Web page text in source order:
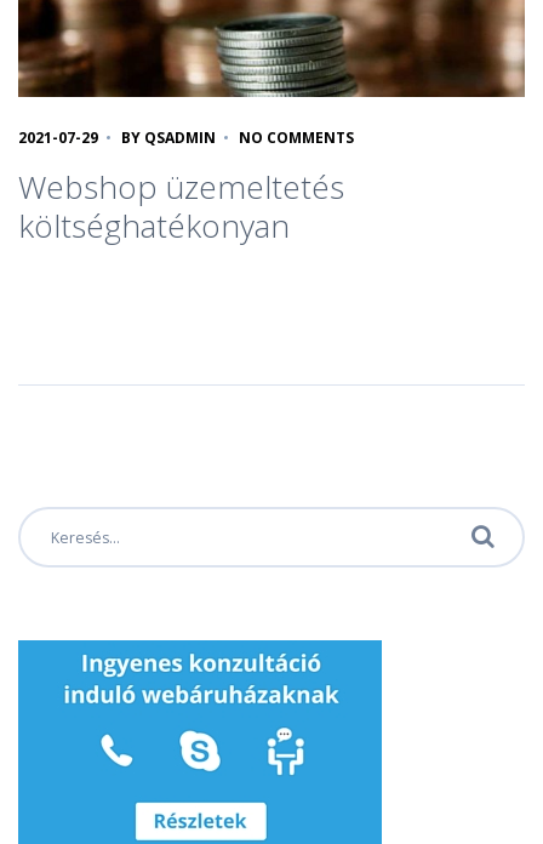
2021-07-29 BY QSADMIN NO COMMENTS
Webshop üzemeltetés
költséghatékonyan
Keresés: